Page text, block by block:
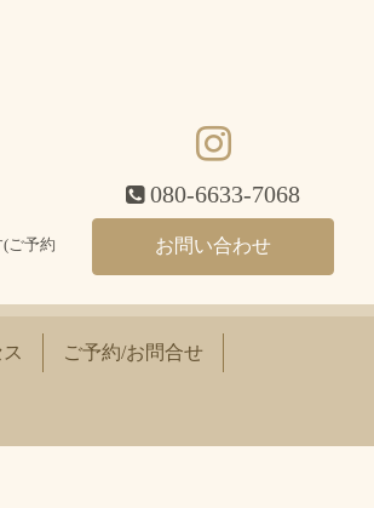
ご予約
080-6633-7068
お問い合わせ
ご予約/お問合せ